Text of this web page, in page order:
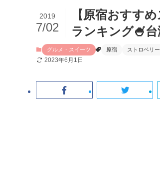
【原宿おすす
ランキング🍧
2019
7/02
グルメ・スイーツ 原宿 ストロベリ
2023年6月1日